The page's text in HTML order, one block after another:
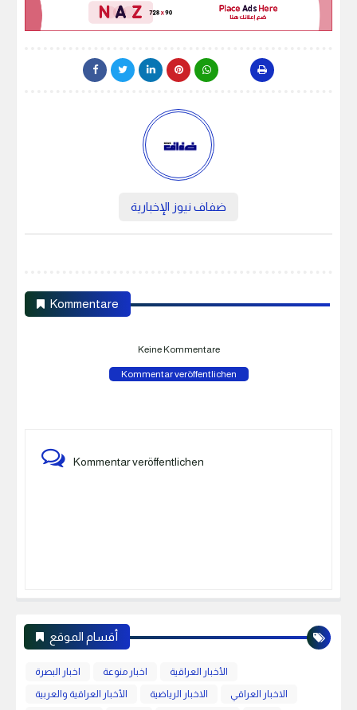
ضفاف نيوز الإخبارية
Kommentare
Keine Kommentare
Kommentar veröffentlichen
Kommentar veröffentlichen
أقسام الموقع
اخبار البصرة اخبار منوعة
الأخبار العراقية
الأخبار العراقية والعربية
الاخبار الرياضية
الاخبار العراقي